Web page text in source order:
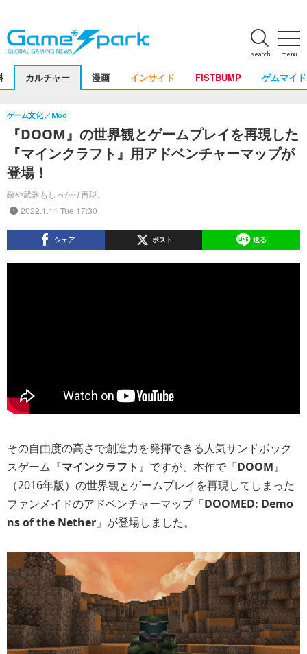
menu
search
カルチャー 漫画 インサイド FISTBUMP ゲムマイド
『DOOM』の世界観とゲームプレイを再現した
『マインクラフト』用アドベンチャーマップが
登場！
敵や武器もしっかり再現。
ゲーム文化 Mod
2022.1.11 Tue 17:30
シェア ポスト 送る
その自由度の高さで創造力を発揮できる人気サンドボック
スゲーム『マインクラフト 』ですが、本作で『DOOM』
（2016年版）の世界観とゲームプレイを再現してしまった
ファンメイドのアドベンチャーマップ「DOOMED: Demo
ns of the Nether 」が登場しました。